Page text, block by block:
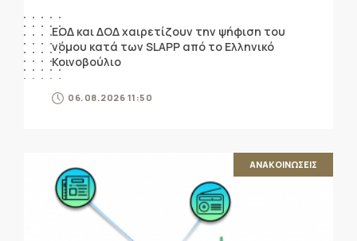
ΕΟΔ και ΔΟΔ χαιρετίζουν την ψήφιση του
νόμου κατά των SLAPP από το Ελληνικό
Κοινοβούλιο
06.08.2026 11:50
ΑΝΑΚΟΙΝΩΣΕΙΣ